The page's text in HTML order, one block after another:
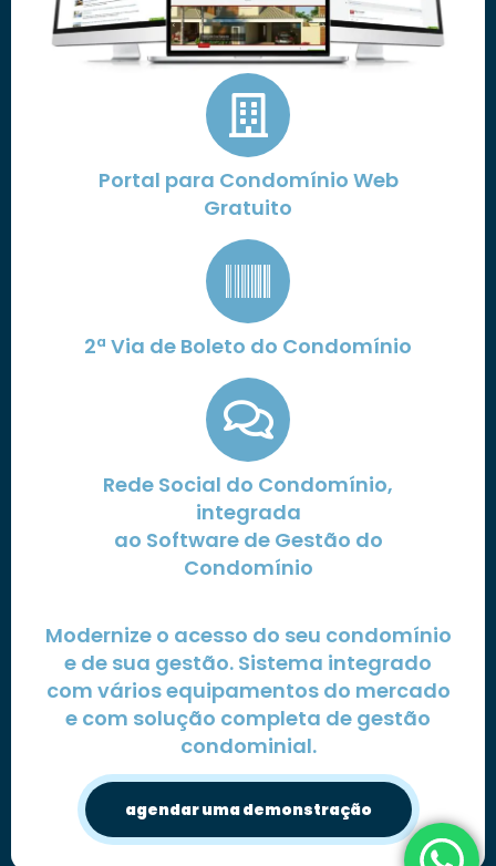
Portal para Condomínio Web
Gratuito
2ª Via de Boleto do Condomínio
Rede Social do Condomínio,
integrada
ao Software de Gestão do
Condomínio
Modernize o acesso do seu condomínio
e de sua gestão. Sistema integrado
com vários equipamentos do mercado
e com solução completa de gestão
condominial.
agendar uma demonstração